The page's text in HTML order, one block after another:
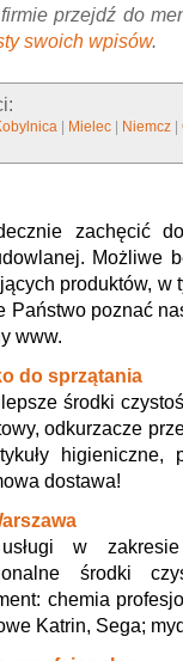
przejdź do
swoich wpisów.
Mielec Niemcz |
zachęcić
Możliwe
produktów, w
Państwo poznać
www.
do sprzątania
środki
odkurzacze
higieniczne,
dostawa!
w zakresie
środki
chemia
Katrin, Sega;